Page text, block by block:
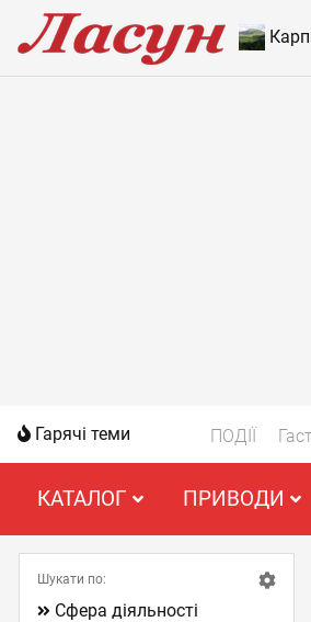
Гарячі теми ПОДІЇ
КАТАЛОГ ПРИВОДИ
Шукати по:
Сфера діяльності